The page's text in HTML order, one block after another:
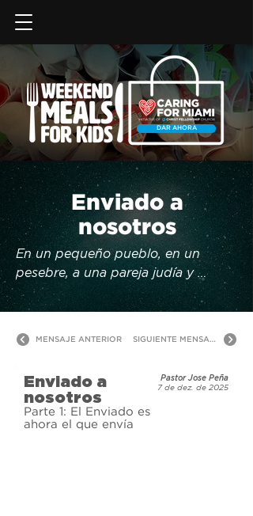
DAR AHORA
Enviado a
nosotros
En un pequeño pueblo, en un
pesebre, a una pareja judía y
pobre, llegó un niño al mundo. Este
bebé no nació en un palacio, pero
por la humanidad, pero Él sostiene
por nuestro pecado, pero Él trae
salvación a todos los que creen en
Él. Jesús fue enviado a nosotros
MENSAJE ANTERIOR SIGUIENTE MENSAJE
Enviado a
nosotros
Parte 1: El Enviado es
ahora el que envía
Pastor Jose Peña
7 de dez. de 2025